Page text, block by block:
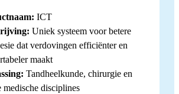
ICT
Uniek systeem voor betere
dat verdovingen efficiënter en
maakt
Tandheelkunde, chirurgie en
medische disciplines